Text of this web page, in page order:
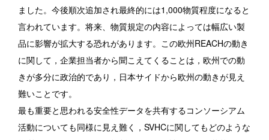
ました。今後順次追加され最終的には1,000物質程度になると
言われています。将来、物質規定の内容によっては幅広い製
品に影響が拡大する恐れがあります。この欧州REACHの動き
に関して，企業担当者から聞こえてくることは，欧州での動
きが多分に政治的であり，日本サイドから欧州の動きが見え
難いことです。
最も重要と思われる安全性データを共有するコンソーシアム
活動についても同様に見え難く，SVHCに関してもどのような